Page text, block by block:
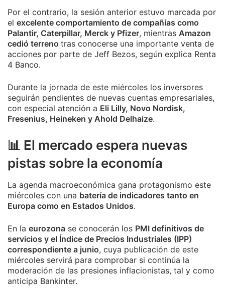
Por el contrario, la sesión anterior estuvo marcada por
el excelente comportamiento de compañías como
Palantir, Caterpillar, Merck y Pfizer, mientras Amazon
cedió terreno tras conocerse una importante venta de
acciones por parte de Jeff Bezos, según explica Renta
4 Banco.
Durante la jornada de este miércoles los inversores
seguirán pendientes de nuevas cuentas empresariales,
con especial atención a Eli Lilly, Novo Nordisk,
Fresenius, Heineken y Ahold Delhaize.
📊 El mercado espera nuevas
pistas sobre la economía
La agenda macroeconómica gana protagonismo este
miércoles con una batería de indicadores tanto en
Europa como en Estados Unidos.
En la eurozona se conocerán los PMI definitivos de
servicios y el Índice de Precios Industriales (IPP)
correspondiente a junio, cuya publicación de este
miércoles servirá para comprobar si continúa la
moderación de las presiones inflacionistas, tal y como
anticipa Bankinter.